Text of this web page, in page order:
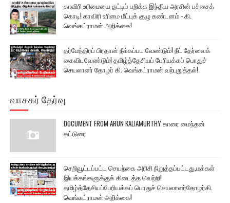
காவிரி உரிமையை தட்டிப் பறிக்க இந்திய அரசின் பச்சைக்
கொடி! காவிரி உரிமை மீட்புக் குழு கண்டனம் - கி.
வெங்கட்ராமன் அறிக்கை!
தர்மேந்திரப் பிரதான் நீக்கப்பட வேண்டும்! நீட் தேர்வைக்
கைவிடவேண்டும்! தமிழ்த்தேசியப் பேரியக்கப் பொதுச்
செயலாளர் தோழர் கி. வெங்கட்ராமன் வற்புறுத்தல்!
வாசகர் தேர்வு
DOCUMENT FROM ARUN KALIAMURTHY காரை மைந்தன்
கட்டுரை
செறிவூட்டப்பட்ட செயற்கை அரிசி நிறுத்தப்பட்டது,மக்கள்
இயக்கங்களுக்குக் கிடைத்த வெற்றி!
தமிழ்த்தேசியப்பேரியக்கப் பொதுச் செயலாளர்தோழர்கி.
வெங்கட்ராமன் அறிக்கை!